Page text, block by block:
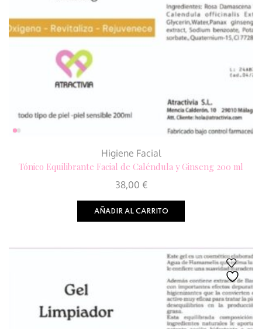
Higiene Facial
Tónico Equilibrante Facial de Caléndula y Ginseng 200 ml
38,00 €
AÑADIR AL CARRITO